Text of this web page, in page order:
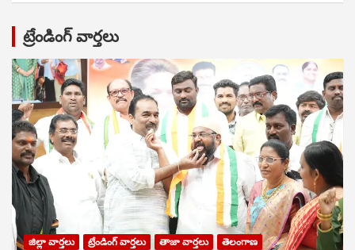
ట్రేండింగ్ వార్తలు
జిల్లా వార్తలు ట్రేండింగ్ వార్తలు తాజా వార్తలు తెలంగాణ